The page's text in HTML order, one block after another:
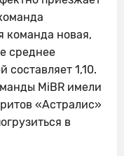
команда новая,
среднее
составляет 1,10.
MiBR имели
«Астралис»
в